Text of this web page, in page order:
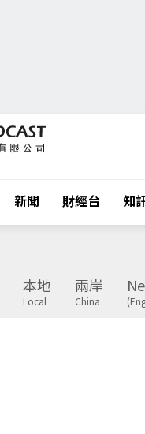
新聞 財經台 知
本地
Local
兩岸
China